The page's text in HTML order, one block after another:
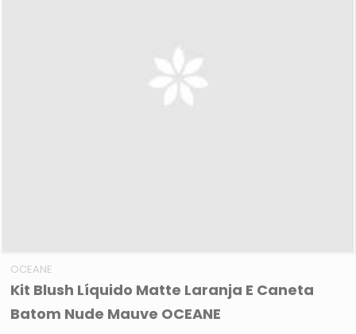
OCEANE
Kit Blush Líquido Matte Laranja E Caneta
Batom Nude Mauve OCEANE